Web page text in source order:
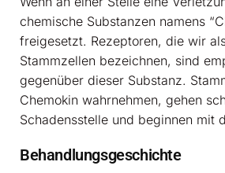
chemische Substanzen namens
freigesetzt. Rezeptoren, die wir
Stammzellen bezeichnen, sind
gegenüber dieser Substanz.
Chemokin wahrnehmen, gehen
Schadensstelle und beginnen mit
Behandlungsgeschichte